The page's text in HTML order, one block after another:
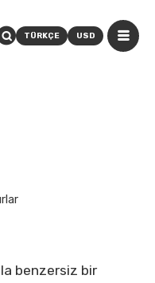
TÜRKÇE USD
benzersiz bir